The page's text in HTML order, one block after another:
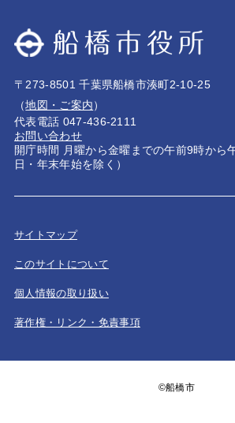
〒273-8501 千葉県船橋市湊町2-10-25
（地図・ご案内）
代表電話 047-436-2111
お問い合わせ
開庁時間 月曜から金曜までの午前9時から
日・年末年始を除く）
サイトマップ
このサイトについて
個人情報の取り扱い
著作権・リンク・免責事項
©船橋市